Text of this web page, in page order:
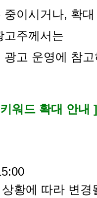
이시거나, 확
고주께서는
고 운영에 참
워드 확대 안내 ]
황에 따라 변경